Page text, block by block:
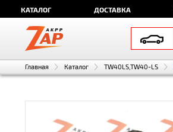
КАТАЛОГ ДОСТАВКА
Главная Каталог TW40LS,TW40-LS